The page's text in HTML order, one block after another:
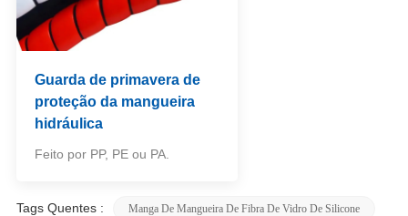
Guarda de primavera de
proteção da mangueira
hidráulica
Feito por PP, PE ou PA.
Tags Quentes : Manga De Mangueira De Fibra De Vidro De Silicone